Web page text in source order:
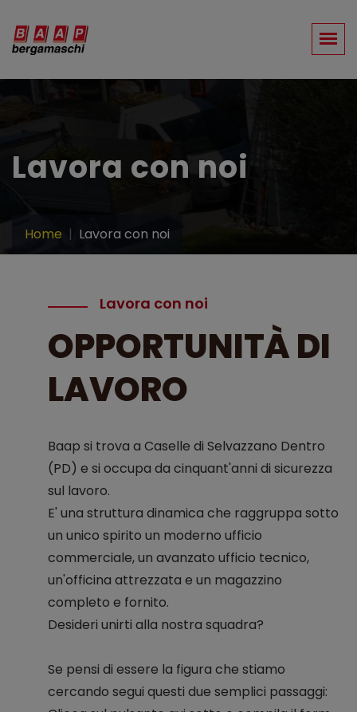
Lavora con noi
Home Lavora con noi
Lavora con noi
OPPORTUNITÀ DI
LAVORO
Baap si trova a Caselle di Selvazzano Dentro
(PD) e si occupa da cinquant'anni di sicurezza
sul lavoro.
E' una struttura dinamica che raggruppa sotto
un unico spirito un moderno ufficio
commerciale, un avanzato ufficio tecnico,
un'officina attrezzata e un magazzino
completo e fornito.
Desideri unirti alla nostra squadra?
Se pensi di essere la figura che stiamo
cercando segui questi due semplici passaggi: